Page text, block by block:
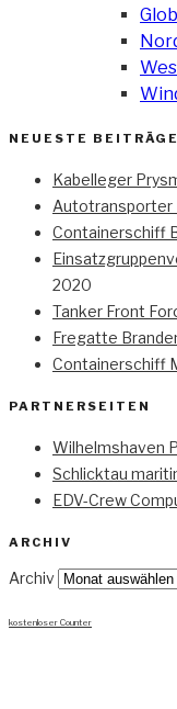
NEUESTE BEITRÄGE
Kabelleger
Autotransporter
Containerschiff
2020
Tanker Front
Fregatte
Containerschiff
PARTNERSEITEN
Wilhelmshaven
Schlicktau
EDV-Crew
ARCHIV
Archiv
kostenloser Counter